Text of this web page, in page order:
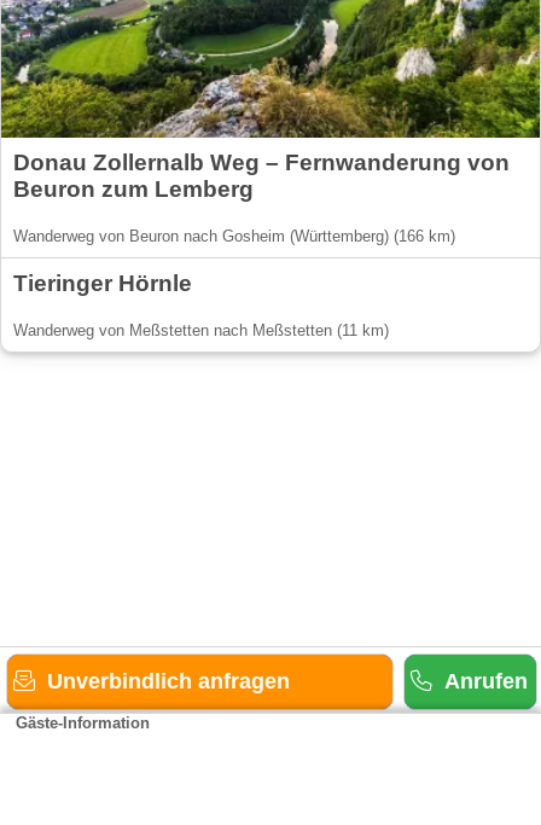
Donau Zollernalb Weg – Fernwanderung von
Beuron zum Lemberg
Wanderweg von Beuron nach Gosheim (Württemberg) (166 km)
Tieringer Hörnle
Wanderweg von Meßstetten nach Meßstetten (11 km)
Unverbindlich anfragen Anrufen
Gäste-Information